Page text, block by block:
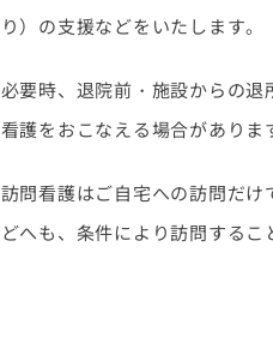
り）の支援などをいたします。
必要時、退院前・施設からの
看護をおこなえる場合がありま
訪問看護はご自宅への訪問だ
どへも、条件により訪問する